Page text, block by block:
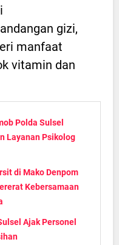
gizi,
manfaat
vitamin dan
Polda Sulsel
Layanan Psikolog
di Mako Denpom
Kebersamaan
Ajak Personel